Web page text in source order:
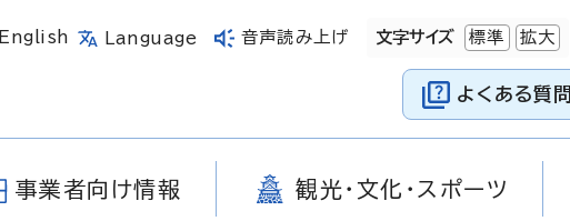
English Language 音声読み上げ 文字サイズ 標準 拡大
よくある質問
事業者向け情報 観光・文化・スポーツ